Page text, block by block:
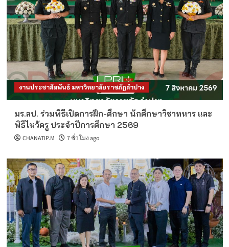
งานประชาสัมพันธ์ มหาวิทยาลัยราชภัฏลำปาง
มร.ลป. ร่วมพิธีเปิดการฝึก-ศึกษา นักศึกษาวิชาทหาร และ
พิธีไหว้ครู ประจำปีการศึกษา 2569
CHANATIP.M 7 ชั่วโมง ago